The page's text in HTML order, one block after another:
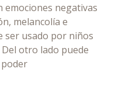
emociones negativas
melancolía e
ser usado por niños
otro lado puede